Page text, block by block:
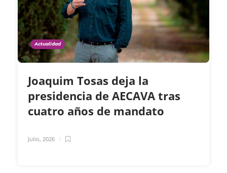
Actualidad
Joaquim Tosas deja la
presidencia de AECAVA tras
cuatro años de mandato
Julio, 2026